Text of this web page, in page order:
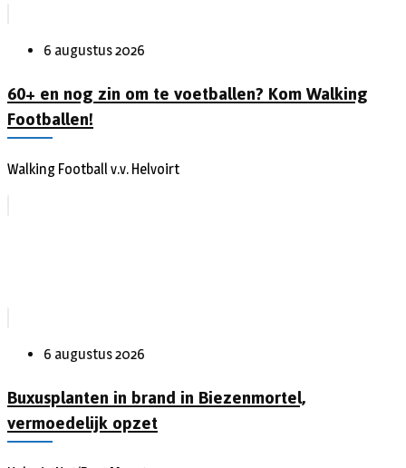
6 augustus 2026
60+ en nog zin om te voetballen? Kom Walking
Footballen!
Walking Football v.v. Helvoirt
6 augustus 2026
Buxusplanten in brand in Biezenmortel,
vermoedelijk opzet